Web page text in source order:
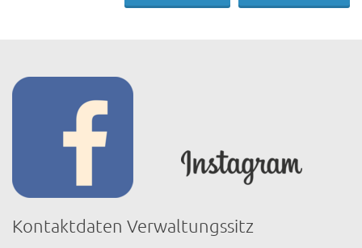
Kontaktdaten Verwaltungssitz